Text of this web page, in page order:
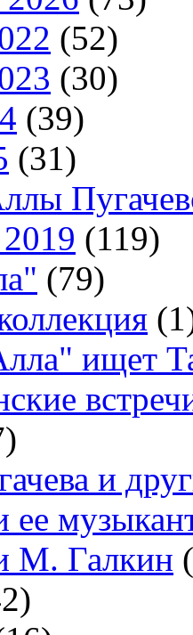
(52)
(30)
(39)
(31)
(119)
(79)
ищет
и
ее
М. Галкин